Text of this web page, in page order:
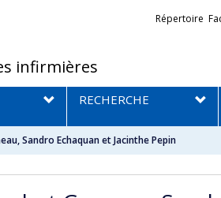
infirmières
Liens
Répertoire
RECHERCHE
Sandro Echaquan et Jacinthe Pepin